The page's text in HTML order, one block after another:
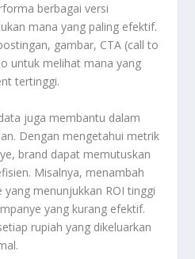
berbagai versi
mana yang paling efektif.
gambar, CTA (call to
untuk melihat mana yang
tertinggi.
juga membantu dalam
Dengan mengetahui metrik
brand dapat memutuskan
Misalnya, menambah
menunjukkan ROI tinggi
yang kurang efektif.
rupiah yang dikeluarkan